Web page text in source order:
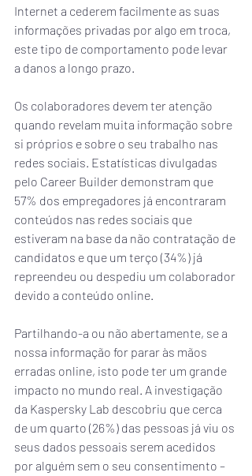
Internet a cederem facilmente as suas
informações privadas por algo em troca,
este tipo de comportamento pode levar
a danos a longo prazo.
Os colaboradores devem ter atenção
quando revelam muita informação sobre
si próprios e sobre o seu trabalho nas
redes sociais. Estatísticas divulgadas
pelo Career Builder demonstram que
57% dos empregadores já encontraram
conteúdos nas redes sociais que
estiveram na base da não contratação de
candidatos e que um terço (34%) já
repreendeu ou despediu um colaborador
devido a conteúdo online.
Partilhando-a ou não abertamente, se a
nossa informação for parar às mãos
erradas online, isto pode ter um grande
impacto no mundo real. A investigação
da Kaspersky Lab descobriu que cerca
de um quarto (26%) das pessoas já viu os
seus dados pessoais serem acedidos
por alguém sem o seu consentimento –